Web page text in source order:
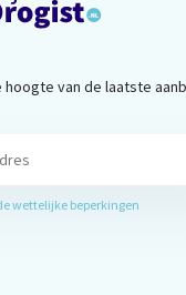
hoogte van de laatste
wettelijke beperkingen